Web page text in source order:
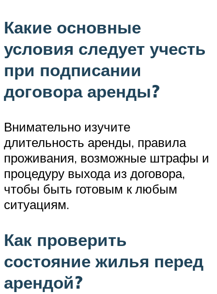
Какие основные
условия следует учесть
при подписании
договора аренды?
Внимательно изучите
длительность аренды, правила
проживания, возможные штрафы и
процедуру выхода из договора,
чтобы быть готовым к любым
ситуациям.
Как проверить
состояние жилья перед
арендой?